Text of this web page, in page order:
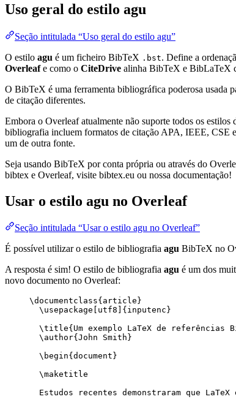
Uso geral do estilo agu
Seção intitulada “Uso geral do estilo agu”
O estilo agu é um ficheiro BibTeX .bst. Define a
Overleafe como o CiteDrive alinha BibTeX e BibLaTeX
O BibTeX é uma ferramenta bibliográfica poderosa usada
de citação diferentes.
Embora o Overleaf atualmente não suporte todos os
bibliografia incluem formatos de citação APA, IEEE, CSE
um de outra fonte.
Seja usando BibTeX por conta própria ou através do
bibtex e Overleaf, visite bibtex.eu ou nossa documentação!
Usar o estilo agu no Overleaf
Seção intitulada “Usar o estilo agu no Overleaf”
É possível utilizar o estilo de bibliografia agu BibTeX no
A resposta é sim! O estilo de bibliografia agu é um dos
novo documento no Overleaf:
\documentclass{ article }
\usepackage
utf8 ]{ inputenc }
\title{Um exemplo LaTeX de
\author{John Smith}
\begin{ document }
\maketitle
Estudos recentes demonstraram que